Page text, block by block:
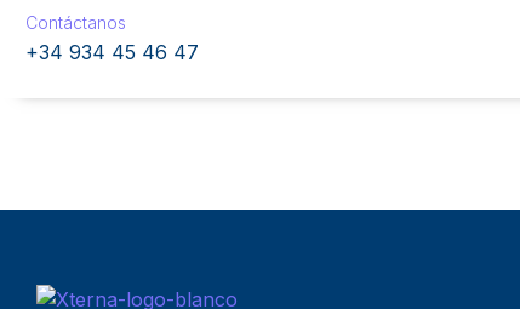
Contáctanos
+34 934 45 46 47